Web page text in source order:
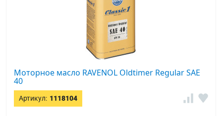
Моторное масло RAVENOL Oldtimer Regular SAE
40
Артикул: 1118104